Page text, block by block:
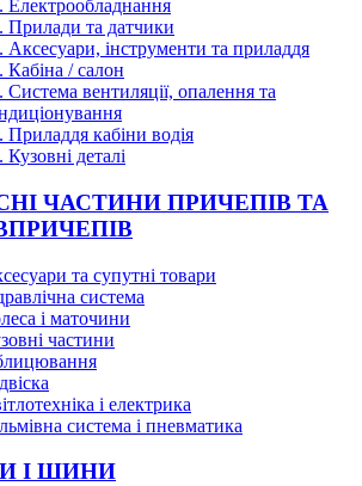
Електрообладнання
Прилади та датчики
Аксесуари, інструменти та приладдя
Кабіна / салон
Система вентиляції, опалення та
Приладдя кабіни водія
Кузовні деталі
ЧАСТИНИ ПРИЧЕПІВ ТА
та супутні товари
система
і маточини
частини
і електрика
система і пневматика
І ШИНИ